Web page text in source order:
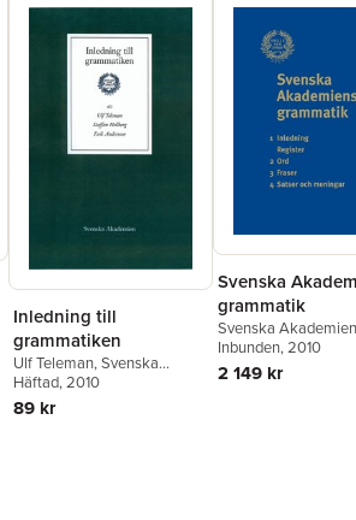
Inledning till
grammatiken
Ulf Teleman,Svenska
Akademien,Erik Andersson
Staffan Hellberg
Häftad, 2010
89 kr
Svenska
grammatik
Svenska Akademien
Teleman
Inbunden, 2010
2 149 kr